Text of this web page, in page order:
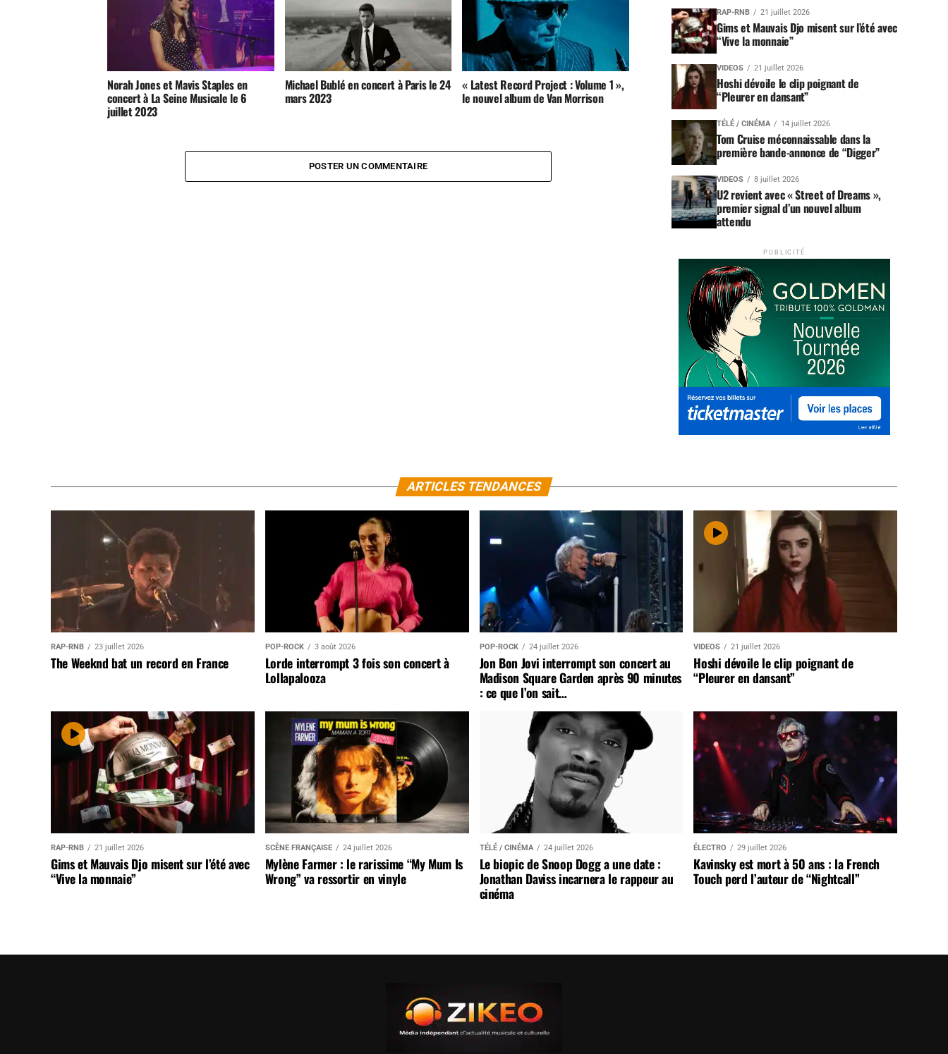
Norah Jones et Mavis Staples en
concert à La Seine Musicale le 6
juillet 2023
Michael Bublé en concert à Paris le 24
mars 2023
« Latest Record Project : Volume 1 »,
le nouvel album de Van Morrison
POSTER UN COMMENTAIRE
RAP-RNB 21 juillet 2026
Gims et Mauvais Djo misent sur l’été avec
“Vive la monnaie”
VIDEOS 21 juillet 2026
Hoshi dévoile le clip poignant de
“Pleurer en dansant”
TÉLÉ / CINÉMA 14 juillet 2026
Tom Cruise méconnaissable dans la
première bande-annonce de “Digger”
VIDEOS 8 juillet 2026
U2 revient avec « Street of Dreams »,
premier signal d’un nouvel album
attendu
PUBLICITÉ
ARTICLES TENDANCES
RAP-RNB 23 juillet 2026
The Weeknd bat un record en France
POP-ROCK 3 août 2026
Lorde interrompt 3 fois son concert à
Lollapalooza
POP-ROCK 24 juillet 2026
Jon Bon Jovi interrompt son concert au
Madison Square Garden après 90 minutes
: ce que l’on sait…
VIDEOS 21 juillet 2026
Hoshi dévoile le clip poignant de
“Pleurer en dansant”
RAP-RNB 21 juillet 2026
Gims et Mauvais Djo misent sur l’été avec
“Vive la monnaie”
SCÈNE FRANÇAISE 24 juillet 2026
Mylène Farmer : le rarissime “My Mum Is
Wrong” va ressortir en vinyle
TÉLÉ / CINÉMA 24 juillet 2026
Le biopic de Snoop Dogg a une date :
Jonathan Daviss incarnera le rappeur au
cinéma
ÉLECTRO 29 juillet 2026
Kavinsky est mort à 50 ans : la French
Touch perd l’auteur de “Nightcall”